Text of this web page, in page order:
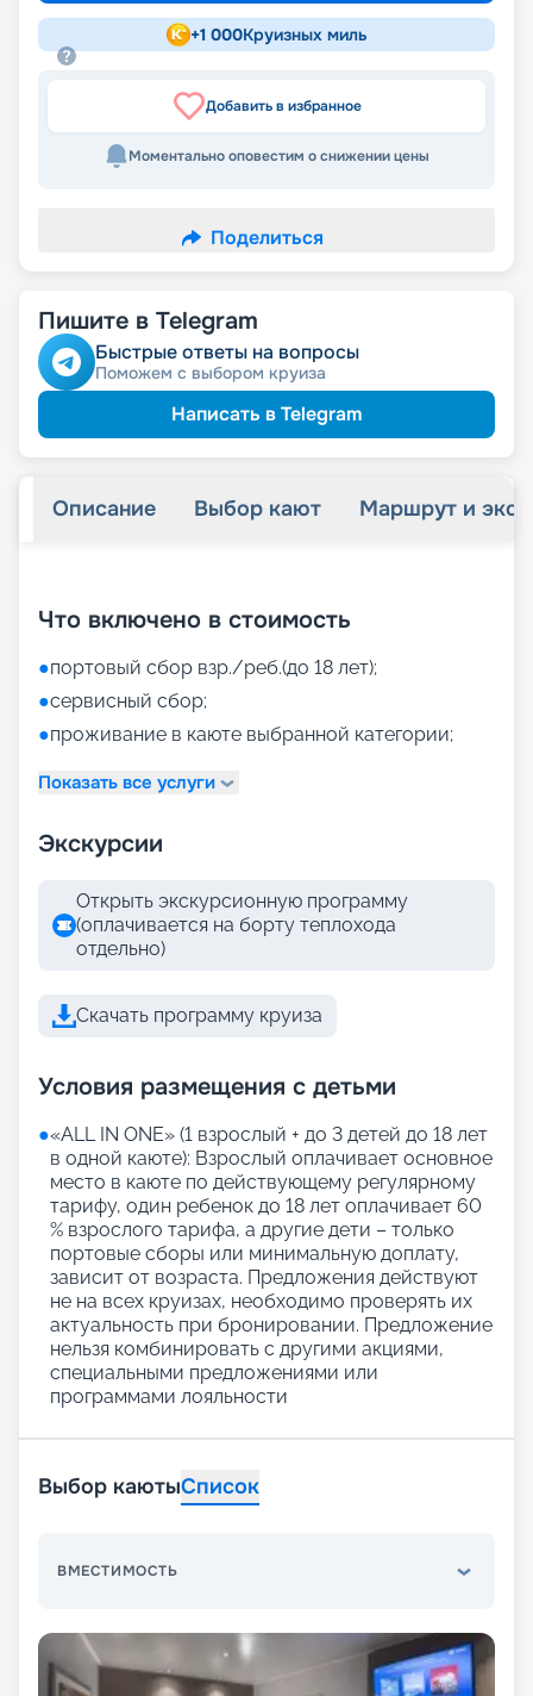
+1 000Круизных миль
Добавить в избранное
Моментально оповестим о снижении цены
Поделиться
Пишите в Telegram
Быстрые ответы на вопросы
Поможем с выбором круиза
Написать в Telegram
Описание Выбор кают Маршрут и
Что включено в стоимость
●портовый сбор взр./реб.(до 18 лет);
●сервисный сбор;
●проживание в каюте выбранной категории;
Показать все услуги
Экскурсии
Открыть экскурсионную программу
(оплачивается на борту теплохода
отдельно)
Скачать программу круиза
Условия размещения с детьми
●«АLL IN ONE» (1 взрослый + до 3 детей до 18 лет
в одной каюте): Взрослый оплачивает основное
место в каюте по действующему регулярному
тарифу, один ребенок до 18 лет оплачивает 60
% взрослого тарифа, а другие дети – только
портовые сборы или минимальную доплату,
зависит от возраста. Предложения действуют
не на всех круизах, необходимо проверять их
актуальность при бронировании. Предложение
нельзя комбинировать с другими акциями,
специальными предложениями или
программами лояльности
Выбор каютыСписок
ВМЕСТИМОСТЬ